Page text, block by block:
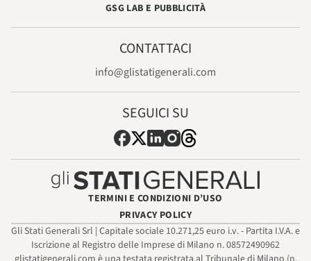
GSG LAB E PUBBLICITÀ
CONTATTACI
info@glistatigenerali.com
SEGUICI SU
TERMINI E CONDIZIONI D’USO
PRIVACY POLICY
Gli Stati Generali Srl | Capitale sociale 10.271,25 euro i.v. - Partita I.V.A. e
Iscrizione al Registro delle Imprese di Milano n. 08572490962